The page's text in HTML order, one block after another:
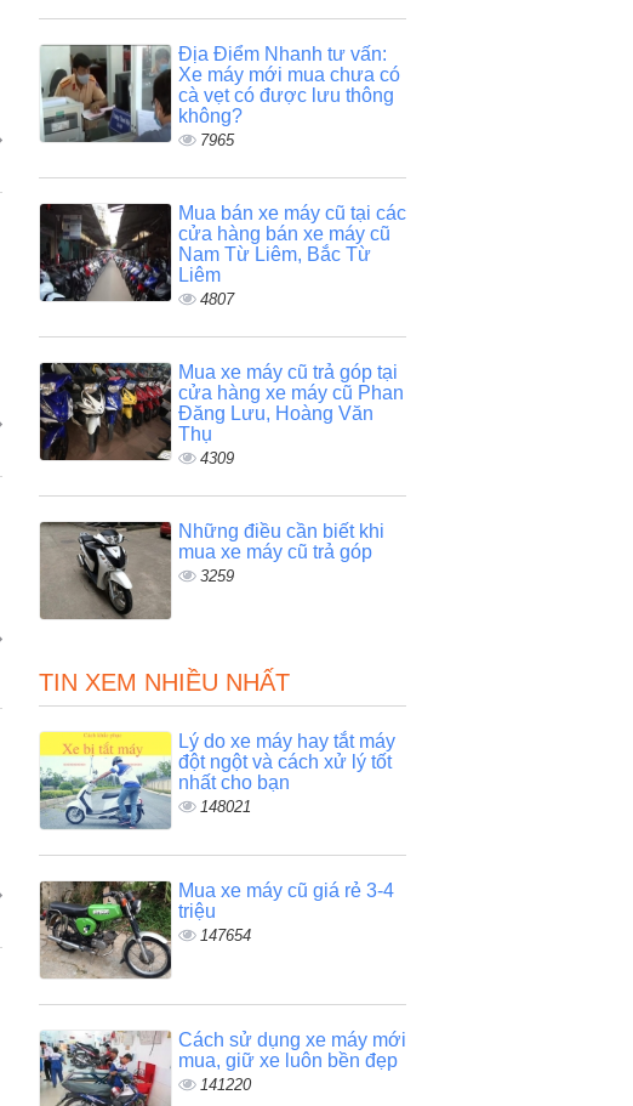
Địa Điểm Nhanh tư vấn:
Xe máy mới mua chưa có
cà vẹt có được lưu thông
không?
7965
Mua bán xe máy cũ tại các
cửa hàng bán xe máy cũ
Nam Từ Liêm, Bắc Từ
Liêm
4807
Mua xe máy cũ trả góp tại
cửa hàng xe máy cũ Phan
Đăng Lưu, Hoàng Văn
Thụ
4309
Những điều cần biết khi
mua xe máy cũ trả góp
3259
TIN XEM NHIỀU NHẤT
Lý do xe máy hay tắt máy
đột ngột và cách xử lý tốt
nhất cho bạn
148021
Mua xe máy cũ giá rẻ 3-4
triệu
147654
Cách sử dụng xe máy mới
mua, giữ xe luôn bền đẹp
141220